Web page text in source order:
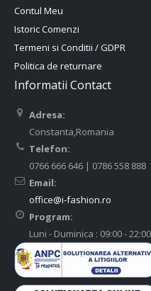
Contul Meu
Istoric Comenzi
Termeni si Conditii / GDPR
Politica de returnare
Informatii Contact
Adresa:
Constanta,Romania
Telefon:
0766 666 646 | 0786 558 888
Email:
office@i-fashion.ro
Program:
Luni - Duminica : 09:00 - 22:00